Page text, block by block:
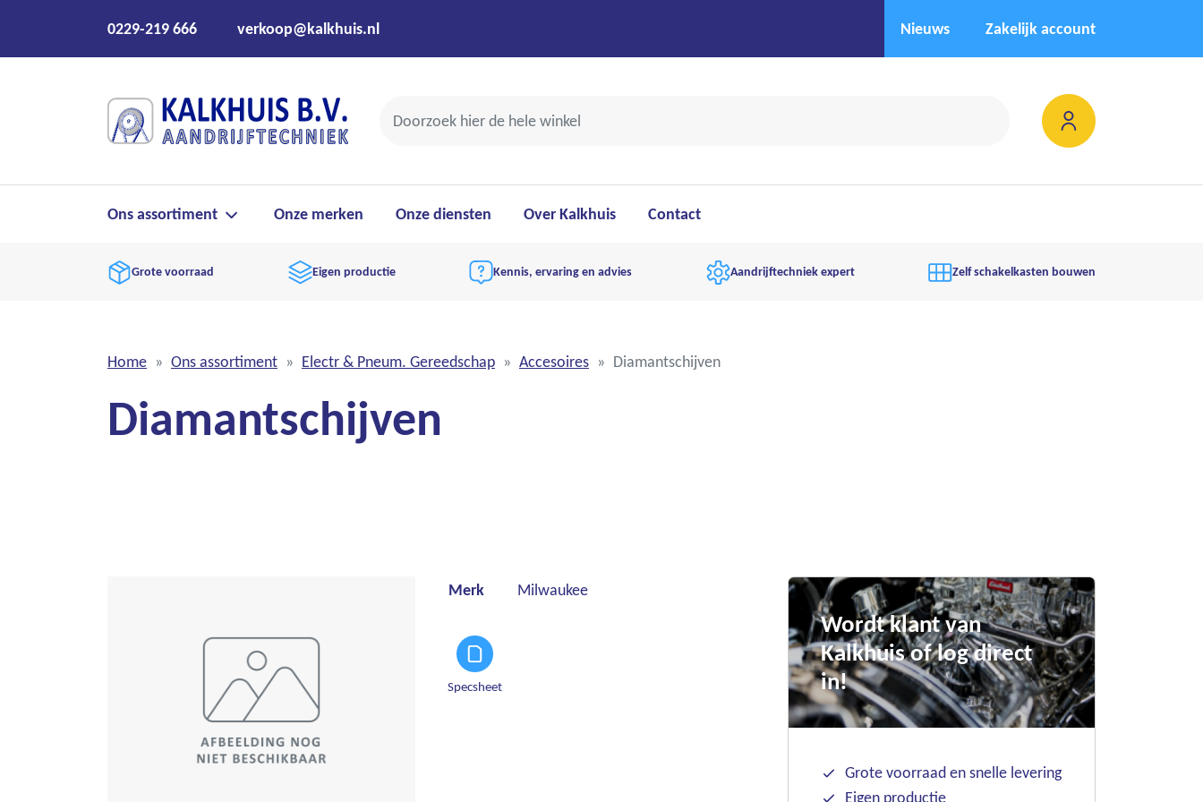
0229-219 666 verkoop@kalkhuis.nl Nieuws Zakelijk account
Ons assortiment Onze merken Onze diensten Over Kalkhuis Contact
Grote voorraad Eigen productie Kennis, ervaring en advies Aandrijftechniek expert Zelf schakelkasten bouwen
Home Ons assortiment Electr & Pneum. Gereedschap Accesoires Diamantschijven
Diamantschijven
Merk Milwaukee
Specsheet
Wordt klant van
Kalkhuis of log direct
in!
Grote voorraad en snelle levering
Eigen productie